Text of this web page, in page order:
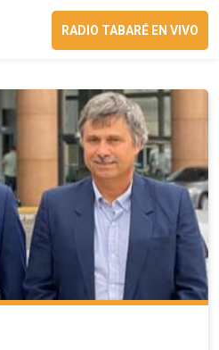
RADIO TABARÉ EN VIVO